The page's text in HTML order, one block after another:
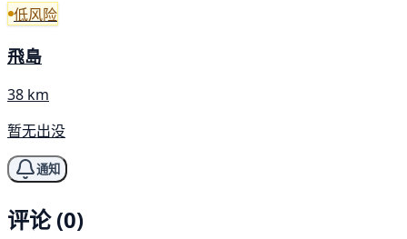
低风险
飛島
38 km
暂无出没
通知
评论 (0)